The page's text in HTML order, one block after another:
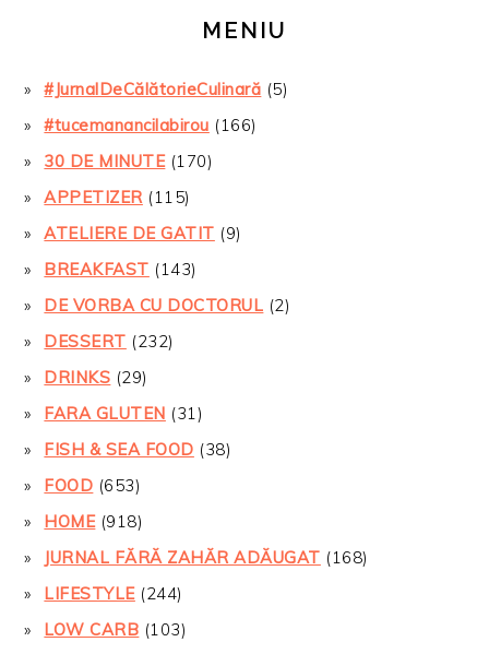
MENIU
#JurnalDeCălătorieCulinară (5)
#tucemanancilabirou (166)
30 DE MINUTE(170)
APPETIZER(115)
ATELIERE DE GATIT (9)
BREAKFAST (143)
DE VORBA CU DOCTORUL (2)
DESSERT (232)
DRINKS (29)
FARA GLUTEN (31)
FISH & SEA FOOD (38)
FOOD (653)
HOME(918)
JURNAL FĂRĂ ZAHĂR ADĂUGAT (168)
LIFESTYLE(244)
LOW CARB (103)